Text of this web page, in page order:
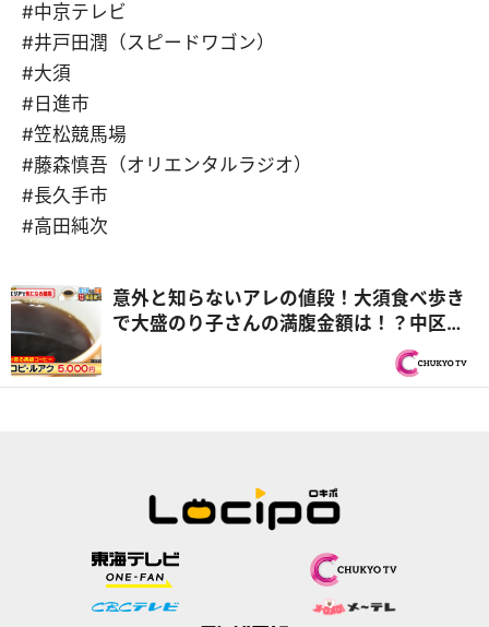
#中京テレビ
#井戸田潤（スピードワゴン）
#大須
#日進市
#笠松競馬場
#藤森慎吾（オリエンタルラジオ）
#長久手市
#高田純次
意外と知らないアレの値段！大須食べ歩き
で大盛のり子さんの満腹金額は！？中区
「生鮮食品館サノヤ」顔よりジャンボなチ
キンカツ『PS純金（ゴールド）』